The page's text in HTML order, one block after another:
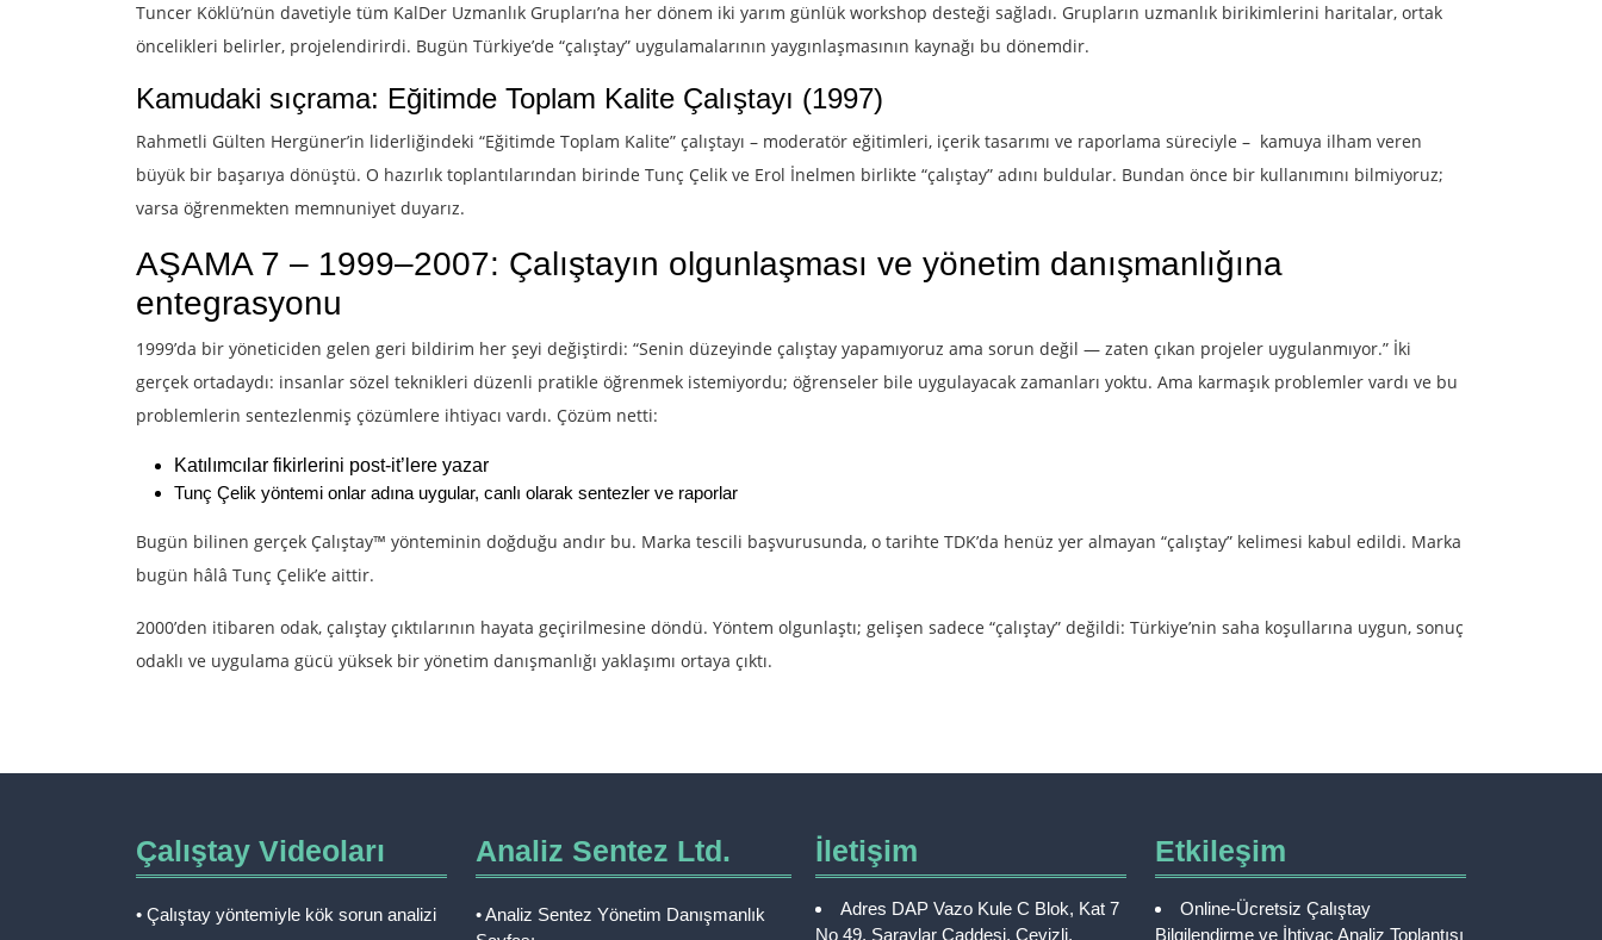
Tuncer Köklü’nün davetiyle tüm KalDer Uzmanlık Grupları’na her dönem iki yarım günlük workshop desteği sağladı. Grupların uzmanlık birikimlerini haritalar, ortak
öncelikleri belirler, projelendirirdi. Bugün Türkiye’de “çalıştay” uygulamalarının yaygınlaşmasının kaynağı bu dönemdir.
Kamudaki sıçrama: Eğitimde Toplam Kalite Çalıştayı (1997)
Rahmetli Gülten Hergüner’in liderliğindeki “Eğitimde Toplam Kalite” çalıştayı – moderatör eğitimleri, içerik tasarımı ve raporlama süreciyle – kamuya ilham veren
büyük bir başarıya dönüştü. O hazırlık toplantılarından birinde Tunç Çelik ve Erol İnelmen birlikte “çalıştay” adını buldular. Bundan önce bir kullanımını bilmiyoruz;
varsa öğrenmekten memnuniyet duyarız.
AŞAMA 7 – 1999–2007: Çalıştayın olgunlaşması ve yönetim danışmanlığına
entegrasyonu
1999’da bir yöneticiden gelen geri bildirim her şeyi değiştirdi: “Senin düzeyinde çalıştay yapamıyoruz ama sorun değil — zaten çıkan projeler uygulanmıyor.” İki
gerçek ortadaydı: insanlar sözel teknikleri düzenli pratikle öğrenmek istemiyordu; öğrenseler bile uygulayacak zamanları yoktu. Ama karmaşık problemler vardı ve bu
problemlerin sentezlenmiş çözümlere ihtiyacı vardı. Çözüm netti:
Katılımcılar fikirlerini post-it’lere yazar
Tunç Çelik yöntemi onlar adına uygular, canlı olarak sentezler ve raporlar
Bugün bilinen gerçek Çalıştay™ yönteminin doğduğu andır bu. Marka tescili başvurusunda, o tarihte TDK’da henüz yer almayan “çalıştay” kelimesi kabul edildi. Marka
bugün hâlâ Tunç Çelik’e aittir.
2000’den itibaren odak, çalıştay çıktılarının hayata geçirilmesine döndü. Yöntem olgunlaştı; gelişen sadece “çalıştay” değildi: Türkiye’nin saha koşullarına uygun, sonuç
odaklı ve uygulama gücü yüksek bir yönetim danışmanlığı yaklaşımı ortaya çıktı.
Çalıştay Videoları
• Çalıştay yöntemiyle kök sorun analizi
Analiz Sentez Ltd.
• Analiz Sentez Yönetim Danışmanlık
İletişim
Adres DAP Vazo Kule C Blok, Kat 7
No 49, Saraylar Caddesi, Cevizli,
Etkileşim
Online-Ücretsiz Çalıştay
Bilgilendirme ve İhtiyaç Analiz Toplantısı